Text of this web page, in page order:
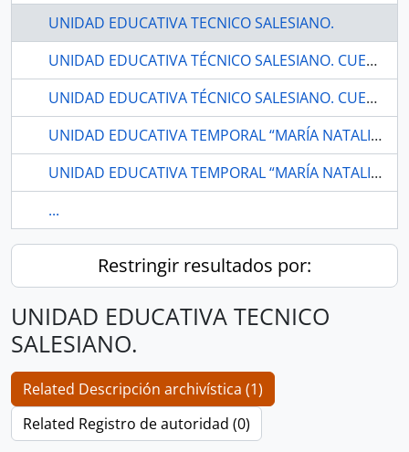
UNIDAD EDUCATIVA TECNICO SALESIANO.
UNIDAD EDUCATIVA TÉCNICO SALESIANO. CUENCA-AZUAY
UNIDAD EDUCATIVA TÉCNICO SALESIANO. CUENCA-AZUAY
UNIDAD EDUCATIVA TEMPORAL “MARÍA NATALIA VACA”. AMBATO
UNIDAD EDUCATIVA TEMPORAL “MARÍA NATALIA VACA”. AMBATO
...
Restringir resultados por:
UNIDAD EDUCATIVA TECNICO
SALESIANO.
Related Descripción archivística (1)
Related Registro de autoridad (0)